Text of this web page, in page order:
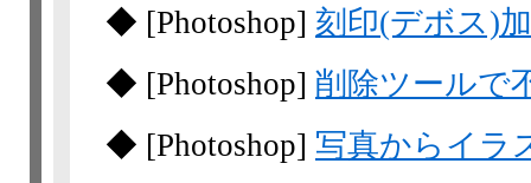
◆ [Photoshop] 刻印(デボス)
◆ [Photoshop] 削除ツールで
◆ [Photoshop] 写真からイラ